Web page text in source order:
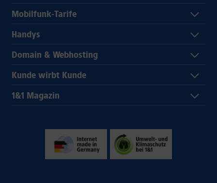
Mobilfunk-Tarife
Handys
Domain & Webhosting
Kunde wirbt Kunde
1&1 Magazin